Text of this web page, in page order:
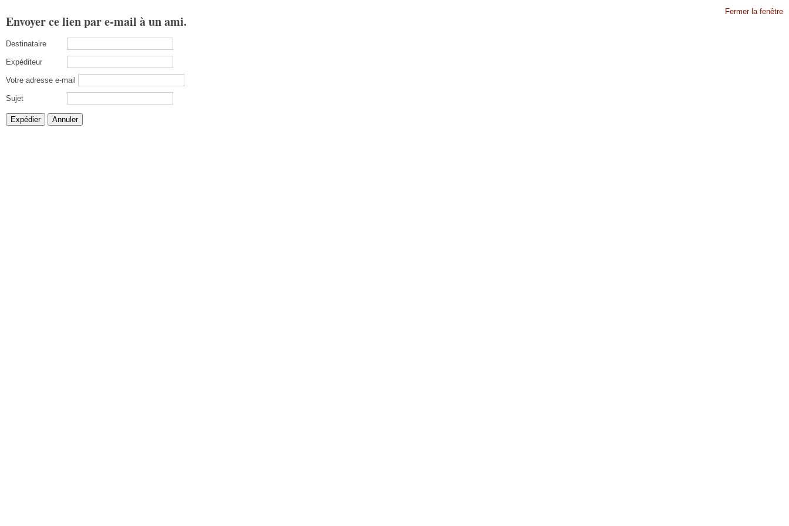
Envoyer ce lien par e-mail à un ami.
Fermer la fenêtre
Destinataire
Expéditeur
Votre adresse e-mail
Sujet
Expédier Annuler